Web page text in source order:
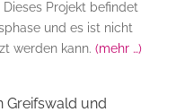
Projekt befindet
und es ist nicht
werden kann. (mehr …)
Greifswald und